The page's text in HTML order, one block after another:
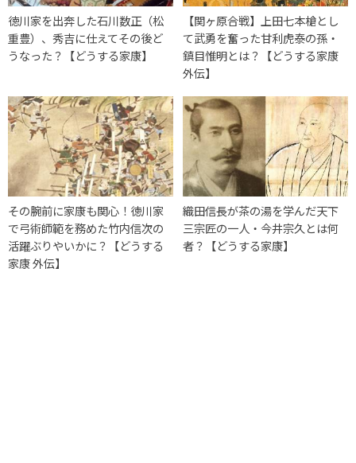
徳川家を出奔した石川数正（松
重豊）、秀吉に仕えてその後ど
うなった？【どうする家康】
【関ヶ原合戦】上田七本槍とし
て武勇を奮った甘利虎泰の孫・
鎮目惟明とは？【どうする家康
外伝】
その腕前に家康も関心！徳川家
で弓術師範を務めた竹内信次の
活躍ぶりやいかに？【どうする
家康 外伝】
織田信長が茶の湯を学んだ天下
三宗匠の一人・今井宗久とは何
者？【どうする家康】